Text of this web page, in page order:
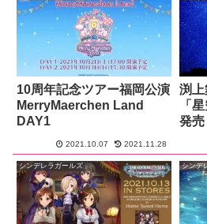
10周年記念ツアー福岡公演
MerryMaerchen Land
DAY1
2021.10.07 2021.11.28
渕
「
発売
シンデレラガールズ シンデ